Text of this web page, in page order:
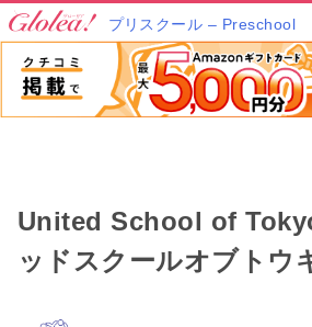
プリスクール – Preschool
United School of
ッドスクールオブトウ